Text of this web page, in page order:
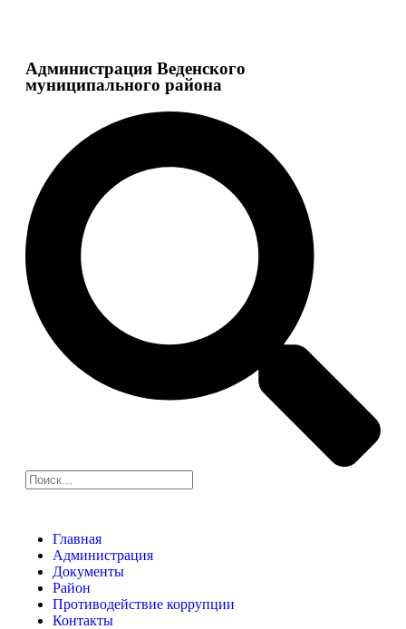
Администрация Веденского
муниципального района
Главная
Администрация
Документы
Район
Противодействие коррупции
Контакты